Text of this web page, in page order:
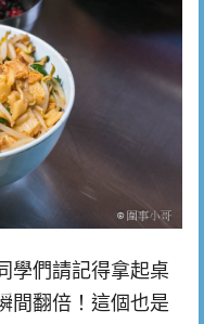
學們請記得拿起桌
間翻倍！這個也是